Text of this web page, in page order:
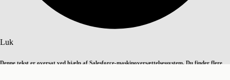
Luk
Denne tekst er oversat ved hjælp af Salesforce-maskinoversættelsessystem. Du finder flere